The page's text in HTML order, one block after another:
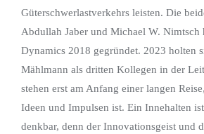
Güterschwerlastverkehrs leisten. Die
Abdullah Jaber und Michael W. Nimtsch
Dynamics 2018 gegründet. 2023 holten
Mählmann als dritten Kollegen in der
stehen erst am Anfang einer langen
Ideen und Impulsen ist. Ein Innehalten
denkbar, denn der Innovationsgeist und